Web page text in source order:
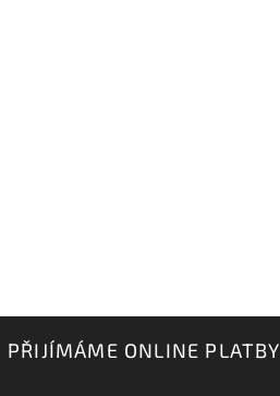
PŘIJÍMÁME ONLINE PLATBY